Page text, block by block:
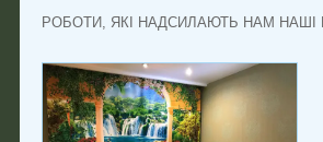
РОБОТИ, ЯКІ НАДСИЛАЮТЬ НАМ НАШІ